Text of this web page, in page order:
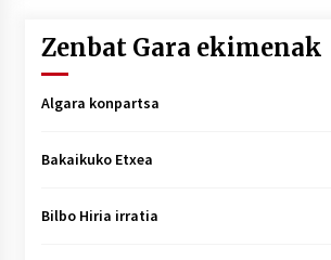
Zenbat Gara ekimenak
Algara konpartsa
Bakaikuko Etxea
Bilbo Hiria irratia